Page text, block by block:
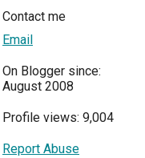
Contact me
Email
On Blogger since:
August 2008
Profile views: 9,004
Report Abuse